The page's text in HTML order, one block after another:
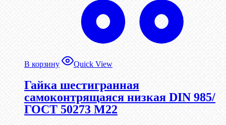
В корзину Quick View
Гайка шестигранная
самоконтрящаяся низкая DIN 985/
ГОСТ 50273 М22